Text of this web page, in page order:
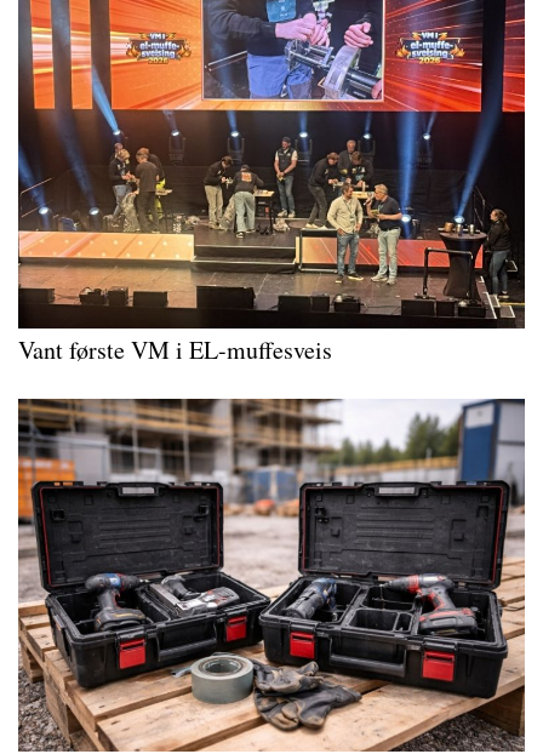
Vant første VM i EL-muffesveis